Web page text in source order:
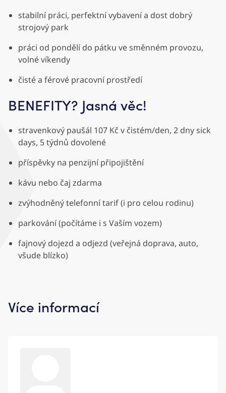
stabilní práci, perfektní vybavení a dost dobrý
strojový park
práci od pondělí do pátku ve směnném provozu,
volné víkendy
čisté a férové pracovní prostředí
BENEFITY? Jasná věc!
stravenkový paušál 107 Kč v čistém/den, 2 dny sick
days, 5 týdnů dovolené
příspěvky na penzijní připojištění
kávu nebo čaj zdarma
zvýhodněný telefonní tarif (i pro celou rodinu)
parkování (počítáme i s Vaším vozem)
fajnový dojezd a odjezd (veřejná doprava, auto,
všude blízko)
Více informací